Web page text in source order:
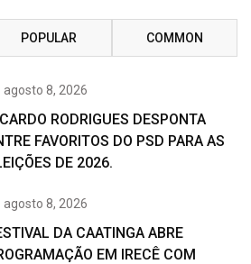
POPULAR COMMON
agosto 8, 2026
RODRIGUES DESPONTA
FAVORITOS DO PSD PARA AS
DE 2026.
agosto 8, 2026
DA CAATINGA ABRE
EM IRECÊ COM